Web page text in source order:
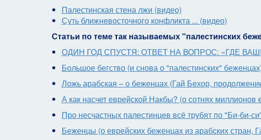
Палестинская стена лжи (видео)
Суть ближневосточного конфликта ... (видео)
Статьи по теме так называемых "палестинских
ОДИН ГОД СПУСТЯ: ОТВЕТ НА ВОПРОС: «ГДЕ
Большое бегство (и снова о "палестинских"
Ложь арабская – о беженцах (Гай Бехор,
А как насчет еврейской Накбы? (о сотнях миллионов
Про несчастных палестинцев всё трубят по "Би-би-
Беженцы (о еврейских беженцах из арабских